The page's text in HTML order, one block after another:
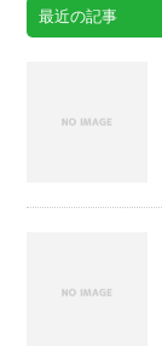
最近の記事